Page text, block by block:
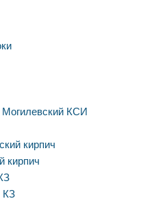
Могилевский КСИ
кирпич
кирпич
КЗ